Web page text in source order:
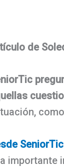
de
importante